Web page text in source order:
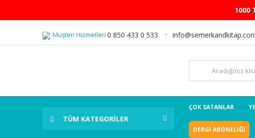
1000
Müşteri Hizmetleri 0 850 433 0 533
TÜM KATEGORİLER
ÇOK SATANLAR
DERGİ ABONELİĞİ